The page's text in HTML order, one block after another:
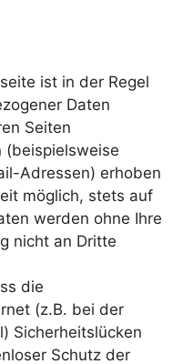
ist in der Regel
Daten
Seiten
(beispielsweise
Adressen) erhoben
möglich, stets auf
werden ohne Ihre
nicht an Dritte
die
(z.B. bei der
Sicherheitslücken
Schutz der